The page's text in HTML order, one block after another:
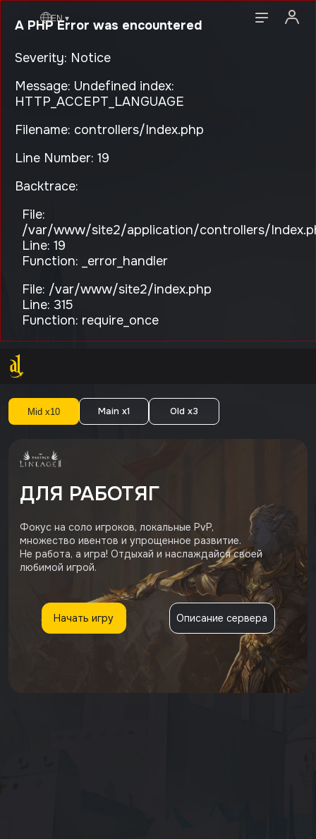
A PHP Error was encountered
Severity: Notice
Message: Undefined index:
HTTP_ACCEPT_LANGUAGE
Filename: controllers/Index.php
Line Number: 19
Backtrace:
File:
/var/www/site2/application/controllers/
Line: 19
Function: _error_handler
File: /var/www/site2/index.php
Line: 315
Function: require_once
EN ▾
Mid x10 Main x1 Old x3
ДЛЯ РАБОТЯГ
Фокус на соло игроков, локальные PvP,
множество ивентов и упрощенное развитие.
Не работа, а игра! Отдыхай и наслаждайся своей
любимой игрой.
Начать игру Описание сервера